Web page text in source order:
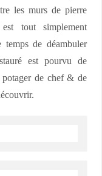
les murs de pierre
tout simplement
temps de déambuler
est pourvu de
potager de chef & de